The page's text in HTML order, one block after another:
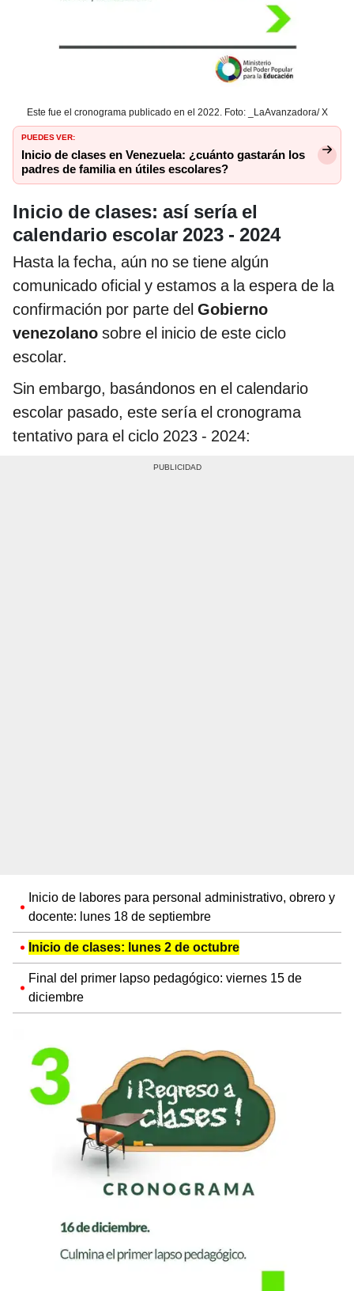
Este fue el cronograma publicado en el 2022. Foto: _LaAvanzadora/ X
PUEDES VER:
Inicio de clases en Venezuela: ¿cuánto gastarán los
padres de familia en útiles escolares?
Inicio de clases: así sería el
calendario escolar 2023 - 2024
Hasta la fecha, aún no se tiene algún
comunicado oficial y estamos a la espera de la
confirmación por parte del Gobierno
venezolano sobre el inicio de este ciclo
escolar.
Sin embargo, basándonos en el calendario
escolar pasado, este sería el cronograma
tentativo para el ciclo 2023 - 2024:
Inicio de labores para personal administrativo, obrero y
docente: lunes 18 de septiembre
Inicio de clases: lunes 2 de octubre
Final del primer lapso pedagógico: viernes 15 de
diciembre